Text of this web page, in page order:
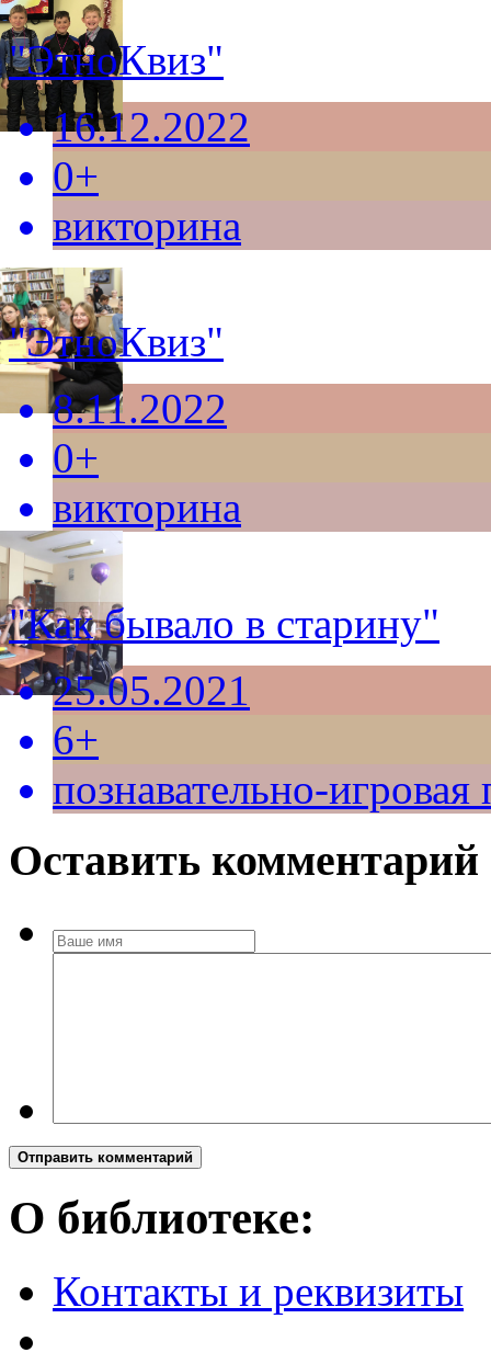
"ЭтноКвиз"
16.12.2022
0+
викторина
"ЭтноКвиз"
8.11.2022
0+
викторина
"Как бывало в старину"
25.05.2021
6+
познавательно-
Оставить комментарий
Отправить комментарий
О библиотеке:
Контакты и реквизиты